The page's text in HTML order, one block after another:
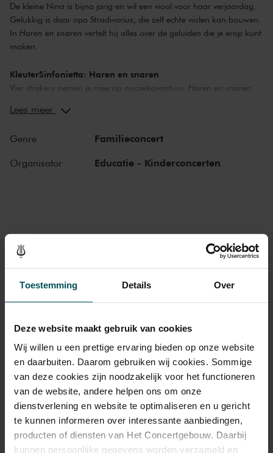
Toestemming Details Over
Deze website maakt gebruik van cookies
Wij willen u een prettige ervaring bieden op onze website
en daarbuiten. Daarom gebruiken wij cookies. Sommige
van deze cookies zijn noodzakelijk voor het functioneren
van de website, andere helpen ons om onze
dienstverlening en website te optimaliseren en u gericht
te kunnen informeren over interessante aanbiedingen,
producten of diensten van Het Concertgebouw. Daarbij
kunnen persoonlijke gegevens worden verzameld en
De kleine Nina is bijna jarig en wil een viool voor haar verjaardag.
Gelukkig is daar opa Stradivarius, die zelf echte violen kan bouwen.
In Haren en snaren vertelt hij alles over de geluiden die je erop kunt
maken.
KleuterSinfonietta: Haren en snaren
Vier strijkers nemen je mee op muziekavontuur. Haren en snaren
wil van haar opa Stradivarius. Je hoort niet alleen de mooiste
gekamd. De strijkers spelen werken van Bach, Bartók, Haas en
Lees meer
Genre Familieconcert
Organisator Educatie - Kinderconcerten
Kaarten
30 jaar? Eventuele sprintkaarten zijn 4 uur van tevoren via de
online bestelflow beschikbaar.Meer informatie over
sprintkaarten
Prijzen zijn exclusief transactiekosten: € 5 per bestelling. Wilt
u rolstoelplaatsen bestellen? Mail naar
kassa@concertgebouw.nl of bel de Concertgebouwlijn op
020 – 671 83 45.